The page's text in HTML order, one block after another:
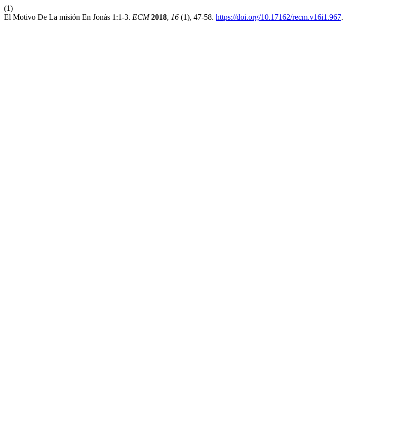
(1)
El Motivo De La misión En Jonás 1:1-3. ECM 2018, 16 (1), 47-58. https://doi.org/10.17162/recm.v16i1.967.